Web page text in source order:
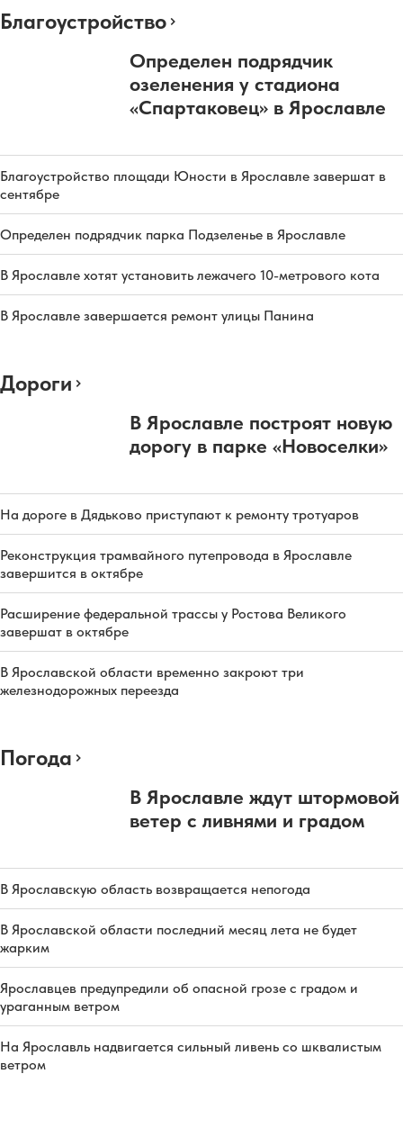
Благоустройство
Определен подрядчик
озеленения у стадиона
«Спартаковец» в Ярославле
Благоустройство площади Юности в Ярославле завершат в
сентябре
Определен подрядчик парка Подзеленье в Ярославле
В Ярославле хотят установить лежачего 10-метрового кота
В Ярославле завершается ремонт улицы Панина
Дороги
В Ярославле построят новую
дорогу в парке «Новоселки»
На дороге в Дядьково приступают к ремонту тротуаров
Реконструкция трамвайного путепровода в Ярославле
завершится в октябре
Расширение федеральной трассы у Ростова Великого
завершат в октябре
В Ярославской области временно закроют три
железнодорожных переезда
Погода
В Ярославле ждут штормовой
ветер с ливнями и градом
В Ярославскую область возвращается непогода
В Ярославской области последний месяц лета не будет
жарким
Ярославцев предупредили об опасной грозе с градом и
ураганным ветром
На Ярославль надвигается сильный ливень со шквалистым
ветром